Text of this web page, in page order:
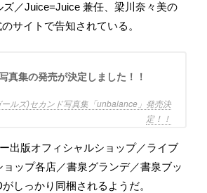
／Juice=Juice 兼任、梁川奈々美の
サイトで告知されている。
真集の発売が決定しました！！
ルズ)セカンド写真集「unbalance」発売決
定！！
ップ各店／書泉グランデ／書泉ブッ
しっかり同梱されるようだ。